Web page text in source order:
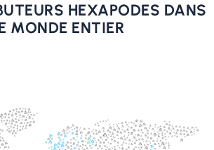
HEXAPODES DANS
MONDE ENTIER